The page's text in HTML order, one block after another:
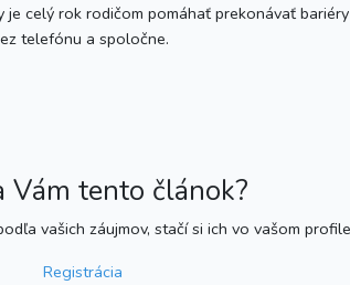
celý rok rodičom pomáhať prekonávať
telefónu a spoločne.
Vám tento článok?
vašich záujmov, stačí si ich vo vašom
Registrácia